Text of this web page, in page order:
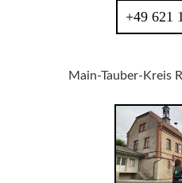
+49 621
Main-Tauber-Kreis